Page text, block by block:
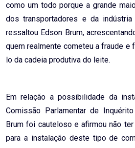
como um todo porque a grande
dos transportadores e da
ressaltou Edson Brum,
quem realmente cometeu a fraude e
lo da cadeia produtiva do leite.
Em relação a possibilidade da
Comissão Parlamentar de
Brum foi cauteloso e afirmou não
para a instalação deste tipo de